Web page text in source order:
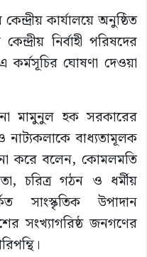
কার্যালয়ে অনুষ্ঠিত
নির্বাহী পরিষদের
কর্মসূচির ঘোষণা দেওয়া
মামুনুল হক সরকারের
নাট্যকলাকে বাধ্যতামূলক
করে বলেন, কোমলমতি
চরিত্র গঠন ও ধর্মীয়
সাংস্কৃতিক উপাদান
সংখ্যাগরিষ্ঠ জনগণের